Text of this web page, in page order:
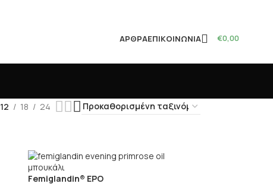
ΆΡΘΡΑΕΠΙΚΟΙΝΩΝΊΑ €0,00
12 18 24
Femiglandin® EPO